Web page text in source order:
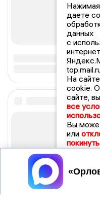
даете
данных
с
На
cookie.
сайте,
все
Вы
или